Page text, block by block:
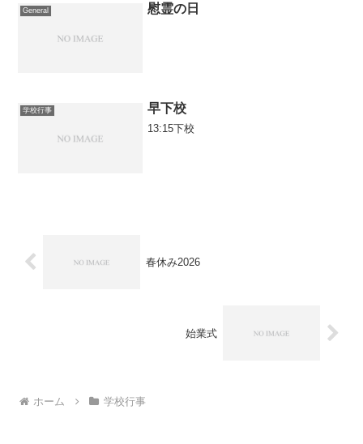
General 慰霊の日
学校行事 早下校
13:15下校
春休み2026
始業式
ホーム 学校行事